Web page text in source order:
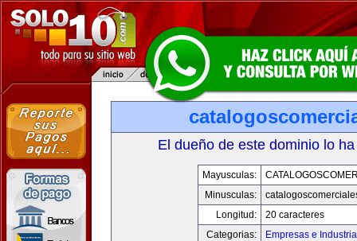
El dueño de este dominio lo
Mayusculas:
Minusculas:
Longitud:
20 caracteres
Categorias:
Empresas e